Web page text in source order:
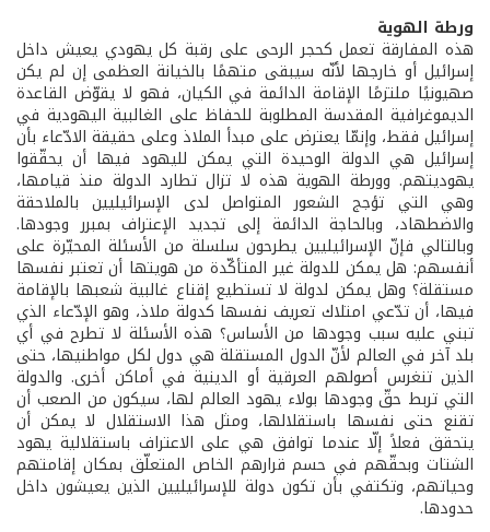
ورطة الهوية
هذه المفارقة تعمل كحجر الرحى على رقبة كل يهودي يعيش داخل
إسرائيل أو خارجها لأنّه سيبقى متهمًا بالخيانة العظمى إن لم يكن
صهيونيًا ملتزمًا الإقامة الدائمة في الكيان، فهو لا يقوّض القاعدة
الديموغرافية المقدسة المطلوبة للحفاظ على الغالبية اليهودية في
إسرائيل فقط، وإنمّا يعترض على مبدأ الملاذ وعلى حقيقة الادّعاء بأن
إسرائيل هي الدولة الوحيدة التي يمكن لليهود فيها أن يحقّقوا
يهوديتهم. وورطة الهوية هذه لا تزال تطارد الدولة منذ قيامها،
وهي التي تؤجج الشعور المتواصل لدى الإسرائيليين بالملاحقة
والاضطهاد، وبالحاجة الدائمة إلى تجديد الإعتراف بمبرر وجودها.
وبالتالي فإنّ الإسرائيليين يطرحون سلسلة من الأسئلة المحيّرة على
أنفسهم: هل يمكن للدولة غير المتأكّدة من هويتها أن تعتبر نفسها
مستقلة؟ وهل يمكن لدولة لا تستطيع إقناع غالبية شعبها بالإقامة
فيها، أن تدّعي امتلاك تعريف نفسها كدولة ملاذ، وهو الإدّعاء الذي
تبني عليه سبب وجودها من الأساس؟ هذه الأسئلة لا تطرح في أي
بلد آخر في العالم لأنّ الدول المستقلة هي دول لكل مواطنيها، حتى
الذين تنغرس أصولهم العرقية أو الدينية في أماكن أخرى. والدولة
التي تربط حقّ وجودها بولاء يهود العالم لها، سيكون من الصعب أن
تقنع حتى نفسها باستقلالها، ومثل هذا الاستقلال لا يمكن أن
يتحقق فعلاً إلّا عندما توافق هي على الاعتراف باستقلالية يهود
الشتات وبحقّهم في حسم قرارهم الخاص المتعلّق بمكان إقامتهم
وحياتهم، وتكتفي بأن تكون دولة للإسرائيليين الذين يعيشون داخل
حدودها.